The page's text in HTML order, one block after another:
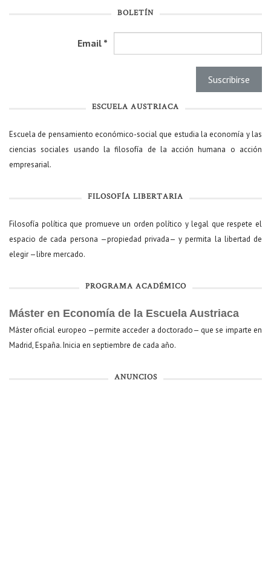
BOLETÍN
Email *
ESCUELA AUSTRIACA
Escuela de pensamiento económico-social que estudia la economía y las
ciencias sociales usando la filosofía de la acción humana o acción
empresarial.
FILOSOFÍA LIBERTARIA
Filosofía política que promueve un orden político y legal que respete el
espacio de cada persona —propiedad privada— y permita la libertad de
elegir —libre mercado.
PROGRAMA ACADÉMICO
Máster en Economía de la Escuela Austriaca
Máster oficial europeo —permite acceder a doctorado— que se imparte en
Madrid, España. Inicia en septiembre de cada año.
ANUNCIOS